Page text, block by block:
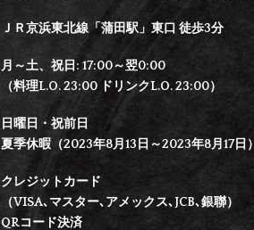
ＪＲ京浜東北線「蒲田駅」東口 徒歩3分
月～土、祝日: 17:00～翌0:00
（料理L.O. 23:00 ドリンクL.O. 23:00）
日曜日・祝前日
夏季休暇（2023年8月13日～2023年8月17日）
クレジットカード
（VISA､マスター､アメックス､JCB､銀聯）
QRコード決済